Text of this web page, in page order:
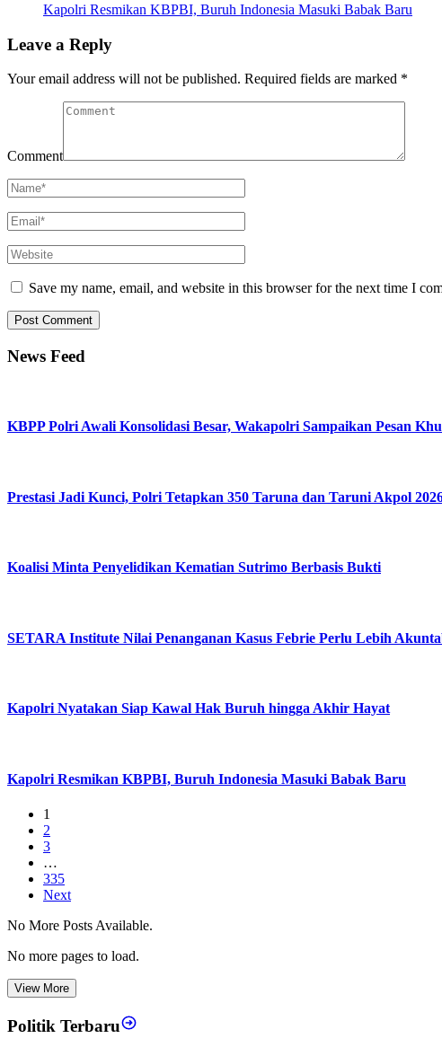
Kapolri Resmikan KBPBI, Buruh Indonesia Masuki Babak Baru
Leave a Reply
Your email address will not be published. Required fields are marked *
Comment
Save my name, email, and website in this browser for the next time I
News Feed
KBPP Polri Awali Konsolidasi Besar, Wakapolri Sampaikan Pesan
Prestasi Jadi Kunci, Polri Tetapkan 350 Taruna dan Taruni Akpol
Koalisi Minta Penyelidikan Kematian Sutrimo Berbasis Bukti
SETARA Institute Nilai Penanganan Kasus Febrie Perlu Lebih
Kapolri Nyatakan Siap Kawal Hak Buruh hingga Akhir Hayat
Kapolri Resmikan KBPBI, Buruh Indonesia Masuki Babak Baru
1
2
3
…
335
Next
No More Posts Available.
No more pages to load.
View More
Politik Terbaru